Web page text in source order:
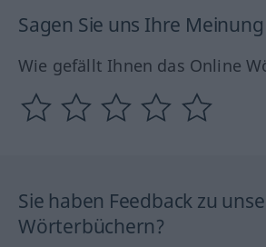
Sagen Sie uns Ihre
Wie gefällt Ihnen das Online
Sie haben Feedback zu
Wörterbüchern?